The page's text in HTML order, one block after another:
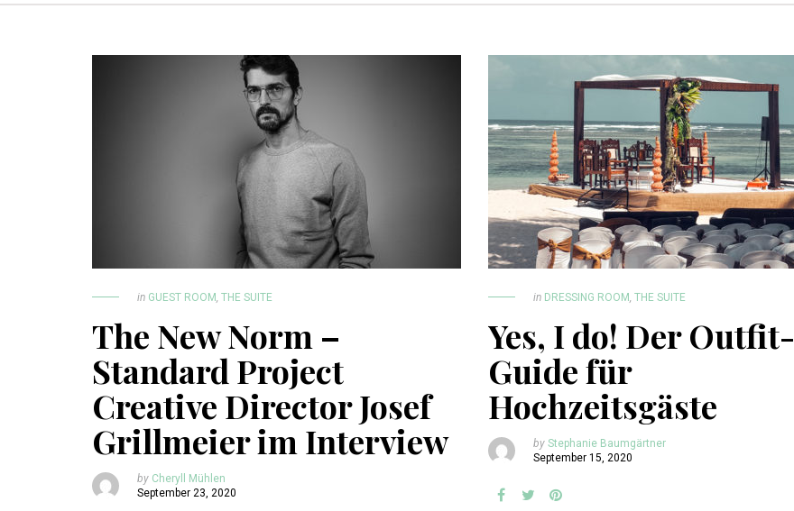
in GUEST ROOM, THE SUITE
The New Norm –
Standard Project
Creative Director Josef
Grillmeier im Interview
by Cheryll Mühlen
September 23, 2020
in DRESSING ROOM, THE SUITE
Yes, I do! Der Outfit-
Guide für
Hochzeitsgäste
by Stephanie Baumgärtner
September 15, 2020